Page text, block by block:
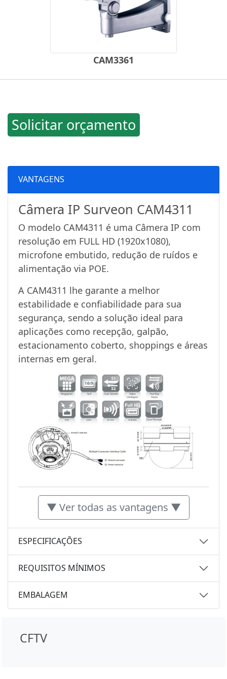
CAM3361
Solicitar orçamento
VANTAGENS
Câmera IP Surveon CAM4311
O modelo CAM4311 é uma Câmera IP com
resolução em FULL HD (1920x1080),
microfone embutido, redução de ruídos e
alimentação via POE.
A CAM4311 lhe garante a melhor
estabilidade e confiabilidade para sua
segurança, sendo a solução ideal para
aplicações como recepção, galpão,
estacionamento coberto, shoppings e áreas
internas em geral.
▼ Ver todas as vantagens ▼
ESPECIFICAÇÕES
REQUISITOS MÍNIMOS
EMBALAGEM
CFTV